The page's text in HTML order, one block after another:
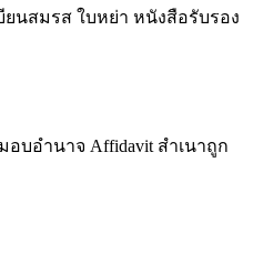
ยนสมรส ใบหย่า หนังสือรับรอง
บอำนาจ Affidavit สำเนาถูก